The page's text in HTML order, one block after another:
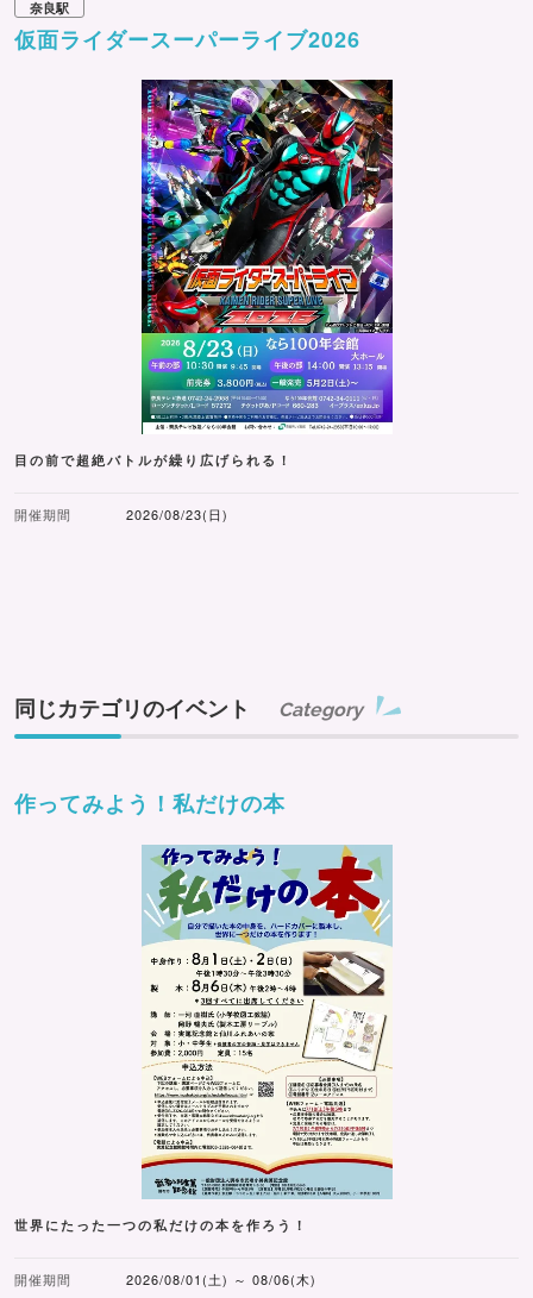
奈良駅
仮面ライダースーパーライブ2026
目の前で超絶バトルが繰り広げられる！
開催期間 2026/08/23(日)
同じカテゴリのイベント Category
作ってみよう！私だけの本
世界にたった一つの私だけの本を作ろう！
開催期間 2026/08/01(土) ～ 08/06(木)